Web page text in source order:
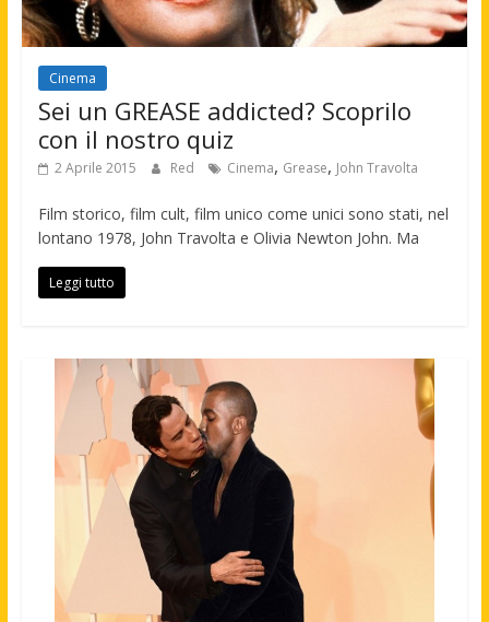
Cinema
Sei un GREASE addicted? Scoprilo
con il nostro quiz
2 Aprile 2015 Red Cinema, Grease, John Travolta
Film storico, film cult, film unico come unici sono stati, nel
lontano 1978, John Travolta e Olivia Newton John. Ma
Leggi tutto